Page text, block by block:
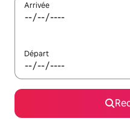
Arrivée
Départ